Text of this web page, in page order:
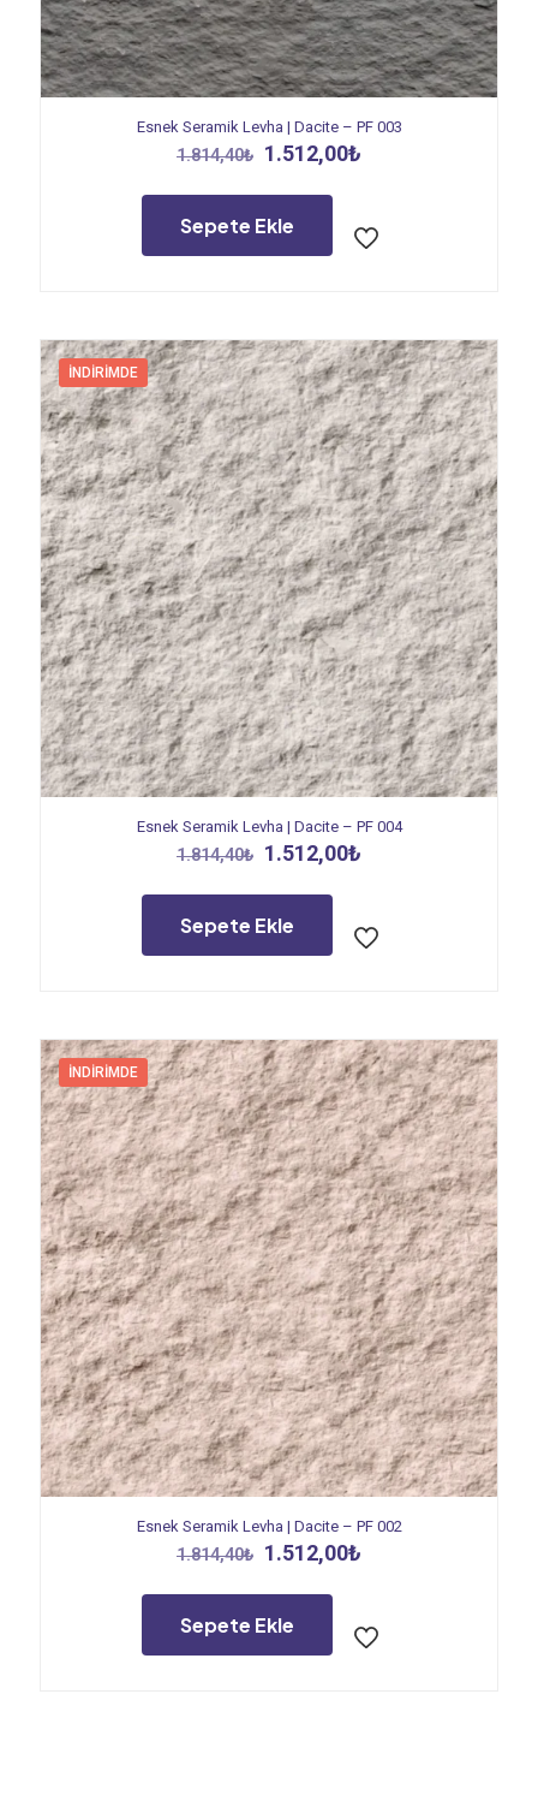
Esnek Seramik Levha | Dacite – PF 003
1.814,40₺ Orijinal
1.814,40₺.
1.512,00₺
1.512,00₺.
Sepete Ekle
İNDIRIMDE
Esnek Seramik Levha | Dacite – PF 004
1.814,40₺ Orijinal
1.814,40₺.
1.512,00₺
Sepete Ekle
İNDIRIMDE
Esnek Seramik Levha | Dacite – PF 002
1.814,40₺ Orijinal
1.814,40₺.
1.512,00₺
Sepete Ekle